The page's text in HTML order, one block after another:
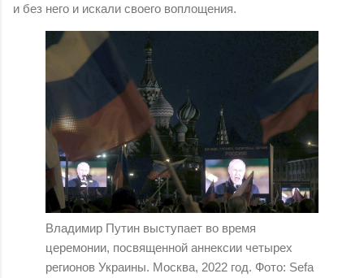
и без него и искали своего воплощения.
Владимир Путин выступает во время
церемонии, посвященной аннексии четырех
регионов Украины. Москва, 2022 год. Фото: Sefa